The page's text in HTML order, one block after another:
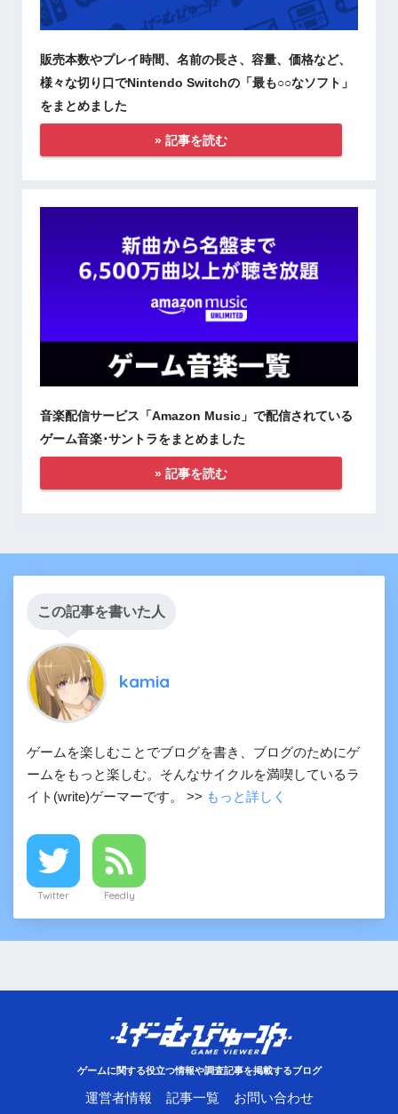
販売本数やプレイ時間、名前の長さ、容量、価格など、
様々な切り口でNintendo Switchの「最も○○なソフト」
をまとめました
» 記事を読む
音楽配信サービス「Amazon Music」で配信されている
ゲーム音楽･サントラをまとめました
» 記事を読む
この記事を書いた人
kamia
ゲームを楽しむことでブログを書き、ブログのためにゲ
ームをもっと楽しむ。そんなサイクルを満喫しているラ
イト(write)ゲーマーです。 >> もっと詳しく
Twitter Feedly
ゲームに関する役立つ情報や調査記事を掲載するブログ
運営者情報 記事一覧 お問い合わせ